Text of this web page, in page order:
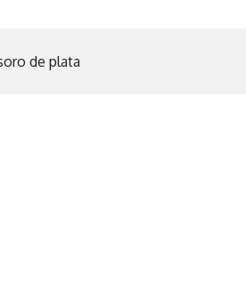
de plata